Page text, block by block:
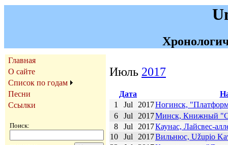
Главная
О сайте
Список по годам
Песни
Ссылки
Поиск:
Июль 2017
Дата
1
Jul 2017Ногинск,
6
Jul 2017Минск, Книжный
8
Jul 2017Каунас, Лайсвес-
10
Jul 2017Вильнюс, Užupio